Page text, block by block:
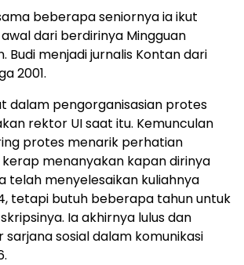
beberapa seniornya ia ikut
dari berdirinya Mingguan
Budi menjadi jurnalis Kontan dari
2001.
dalam pengorganisasian protes
rektor UI saat itu. Kemunculan
protes menarik perhatian
menanyakan kapan dirinya
telah menyelesaikan kuliahnya
tetapi butuh beberapa tahun untuk
Ia akhirnya lulus dan
sosial dalam komunikasi